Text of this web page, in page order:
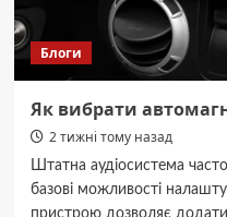
мастхев
вашого
Блоги
Як вибрати
2 тижні тому назад
Штатна аудіосистема
базові можливості
пристрою дозволяє